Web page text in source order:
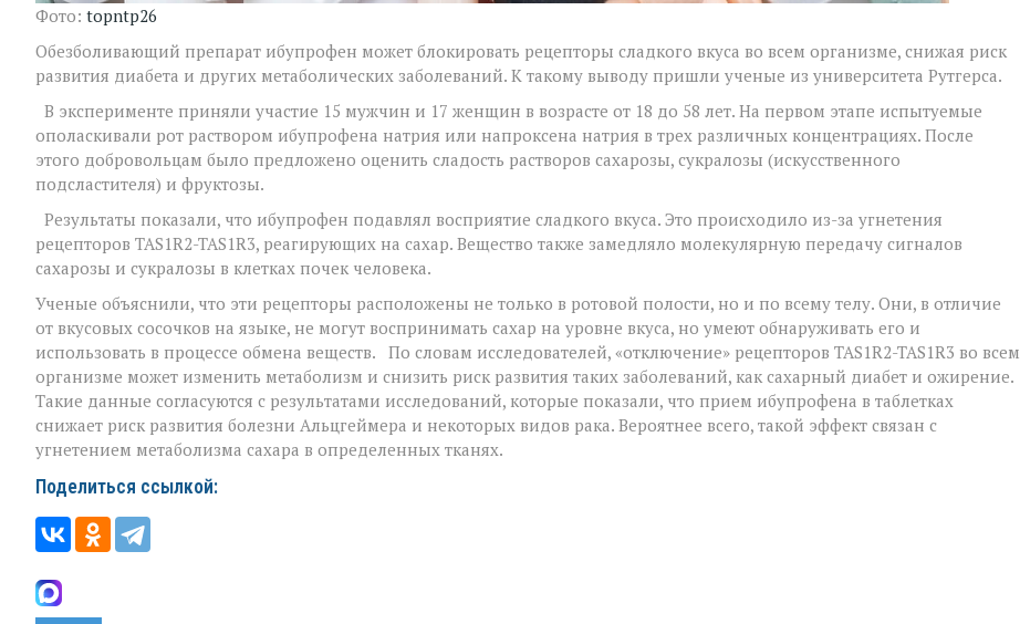
Фото: topntp26
Обезболивающий препарат ибупрофен может блокировать рецепторы сладкого вкуса во всем организме, снижая риск
развития диабета и других метаболических заболеваний. К такому выводу пришли ученые из университета Рутгерса.
В эксперименте приняли участие 15 мужчин и 17 женщин в возрасте от 18 до 58 лет. На первом этапе испытуемые
ополаскивали рот раствором ибупрофена натрия или напроксена натрия в трех различных концентрациях. После
этого добровольцам было предложено оценить сладость растворов сахарозы, сукралозы (искусственного
подсластителя) и фруктозы.
Результаты показали, что ибупрофен подавлял восприятие сладкого вкуса. Это происходило из-за угнетения
рецепторов TAS1R2-TAS1R3, реагирующих на сахар. Вещество также замедляло молекулярную передачу сигналов
сахарозы и сукралозы в клетках почек человека.
Ученые объяснили, что эти рецепторы расположены не только в ротовой полости, но и по всему телу. Они, в отличие
от вкусовых сосочков на языке, не могут воспринимать сахар на уровне вкуса, но умеют обнаруживать его и
использовать в процессе обмена веществ. По словам исследователей, «отключение» рецепторов TAS1R2-TAS1R3 во всем
организме может изменить метаболизм и снизить риск развития таких заболеваний, как сахарный диабет и ожирение.
Такие данные согласуются с результатами исследований, которые показали, что прием ибупрофена в таблетках
снижает риск развития болезни Альцгеймера и некоторых видов рака. Вероятнее всего, такой эффект связан с
угнетением метаболизма сахара в определенных тканях.
Поделиться ссылкой: